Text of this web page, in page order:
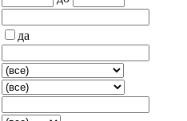
да